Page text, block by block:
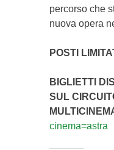
percorso che
nuova opera
POSTI
BIGLIETTI
SUL
cinema=astra